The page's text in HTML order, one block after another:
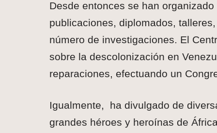
Desde entonces se han
publicaciones, diplomados,
número de investigaciones. El
sobre la descolonización en
reparaciones, efectuando un
Igualmente, ha divulgado de
grandes héroes y heroínas de